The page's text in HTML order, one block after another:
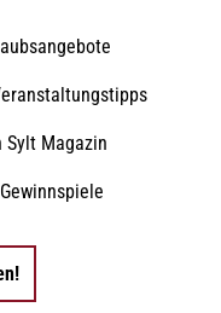
Magazin